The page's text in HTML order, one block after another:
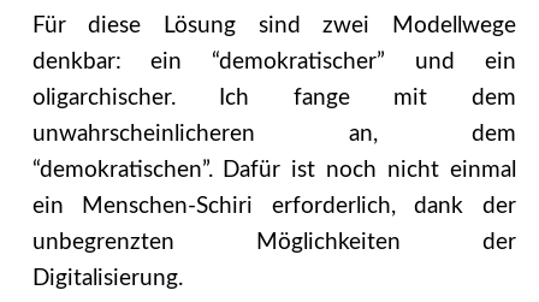
Für diese Lösung sind zwei Modellwege
denkbar: ein “demokratischer” und ein
oligarchischer. Ich fange mit dem
unwahrscheinlicheren an, dem
“demokratischen”. Dafür ist noch nicht einmal
ein Menschen-Schiri erforderlich, dank der
unbegrenzten Möglichkeiten der
Digitalisierung.